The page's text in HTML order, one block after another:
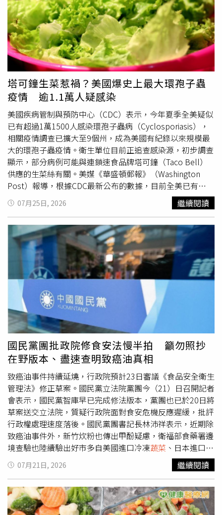
外觀。不過，氣炸鍋常見的烹調溫度約落在170度以上，部
分民眾甚至設定至200度，在高溫環境下，也可能增加部分
化合物生成。蔡正亮指出，其中最常受到討論的是丙烯醯胺
（Acrylamide），主要容易出現在吐司、馬鈴薯、地瓜、餅
乾等富含澱粉的食物。當食物加熱超過約120度時，胺基酸
與還原糖開始反應，就可能逐漸形成丙烯醯胺，因此建議食
物呈現金黃色即可，不宜過度烘烤至深褐色或焦黑。此外，
肉類高溫烹調時，也可能產生雜環胺（Heterocyclic
Amines，HCAs）。雞肉、豬肉等富含蛋白質的食材，在高
溫下可能因胺基酸與肌酸等成分反應而生成雜環胺，因此若
刻意將肉類烤至焦香甚至局部炭化，接觸相關物質的機會也
可能增加。另一項值得留意的是多環芳香烴（Polycyclic
AromaticHydrocarbons，PAHs）。蔡正亮表示，當油脂滴
落於高溫表面產生煙霧，或食物局部燒焦時，都可能增加這
類物質形成。此外，若氣炸鍋炸籃及底盤長時間未清潔，累
積的焦黑油垢持續反覆受熱，也可能提高相關物質生成的風
險。針對日常使用方式，蔡正亮建議民眾掌握幾項原則，包
括食物呈現金黃色即可，不必刻意烤至焦黑；冷凍食品可先
退冰數分鐘，以縮短高溫加熱時間；地瓜、南瓜、馬鈴薯等
較厚食材，可先蒸熟或微波至七、八分熟，再利用氣炸鍋上
色；每次使用後應清潔炸籃與底盤，避免焦化油垢累積。此
外，他也建議避免讓加工食品成為氣炸鍋料理的主要內容，
可多選擇鮭魚、鯖魚、雞胸肉、板豆腐及各類
蔬菜
等原型食
物，減少鈉與加工調味料攝取。同時，隔夜炸物僅需回溫即
可，不宜反覆高溫加熱，以降低食物持續受高溫影響。蔡正
亮表示，食用油食安事件確實讓不少人重新檢視飲食習慣，
但不建議因此完全依賴氣炸鍋取代所有料理方式。他認為，
蒸、煮、燉、汆燙及氣炸等不同烹調方式交替使用，搭配均
衡飲食與原型食材，才是兼顧美味與健康的做法。
塔可鐘生菜惹禍？美國爆史上最大環孢子蟲
疫情 逾1.1萬人疑感染
美國疾病管制與預防中心（CDC）表示，今年夏季全美疑似
已有超過1萬1500人感染環孢子蟲病（Cyclosporiasis），
相關疫情調查已擴大至9個州，成為美國有紀錄以來規模最
大的環孢子蟲疫情。衛生單位目前正追查感染源，初步調查
顯示，部分病例可能與連鎖速食品牌塔可鐘（Taco Bell）
供應的生菜絲有關。美媒《華盛頓郵報》（Washington
Post）報導，根據CDC最新公布的數據，目前全美已有
4173例實驗室確診病例，另有約7400例疑似病例仍在調查
中。CDC最初僅針對印第安納州、肯塔基州、密西根州、俄
亥俄州及西維吉尼亞州等5州展開調查，如今已擴大至9州，
新增納入伊利諾州、奧克拉荷馬州及賓夕法尼亞州等地；另
堪薩斯州也表示正在調查與此次跨州疫情相關的病例。CDC
指出，目前全美已有41個州通報環孢子蟲病病例。由於此疾
病本就容易在夏季發生，調查人員正持續釐清各州病例之間
是否屬於同一波疫情，或為彼此獨立的感染事件。調查顯
示，部分病例曾食用塔可鐘餐廳供應的美生菜絲（Iceberg
lettuce），相關產品已追溯至同一家供應商Taylor Farms
de Mexico。該公司目前已主動宣布召回相關產品，以降低
疫情擴散風險。除了CDC的調查外，美國食品藥物管理局
（FDA）也同步展開另一項疫情追查，並公布另有72例環孢
子蟲病病例正在調查中。不過，FDA表示，目前尚未確認這
些病例是否與特定食品或產品有直接關聯。環孢子蟲病是由
環孢子蟲寄生蟲引起，主要透過遭糞便污染的生鮮蔬果傳
播，常見於未經充分清洗的生菜、香草及其他生食蔬菜。患
者感染後通常會出現反覆發作的水瀉、腹痛、噁心、食慾不
振及體重減輕等症狀，其中劇烈腹瀉可能持續數週，若未及
時治療，恐造成脫水等併發症。近年美國也曾發生多起環孢
子蟲群聚感染事件，例如北卡羅來納州先前就曾將部分病例
追溯至巴西里與香菜等生食香草。衛生單位提醒民眾，食用
生鮮蔬果前應徹底清洗，並留意官方公布的食品回收資訊，
以降低感染風險。
07月25日, 2026 繼續閱讀
國民黨團批政院修食安法慢半拍 籲勿照抄
在野版本、盡速查明致癌油真相
致癌油事件持續延燒，行政院預計23日審議《食品安全衛生
管理法》修正草案。國民黨立法院黨團今（21）日召開記者
會表示，國民黨智庫早已完成修法版本，黨團也已於20日將
草案送交立法院，質疑行政院面對食安危機反應遲緩，批評
行政權處理速度落後。國民黨團書記長林沛祥表示，近期除
致癌油事件外，新竹炊粉也傳出甲酚疑慮，衛福部食藥署邊
境查驗也陸續驗出好市多自美國進口冷凍蔬菜 、日本進口哈
密瓜等產品農藥殘留不符規定，認為接連發生的食安事件，
已讓民眾對日常食品安全產生疑慮。林沛祥指出，國民黨智
庫在食安事件爆發後即著手研擬修法內容，15日完成草案，
20日正式送交立法院議事處，行政院卻要等到23日才安排
審議，質疑政府面對重大食安事件處置速度過慢，也擔心最
07月21日, 2026 繼續閱讀